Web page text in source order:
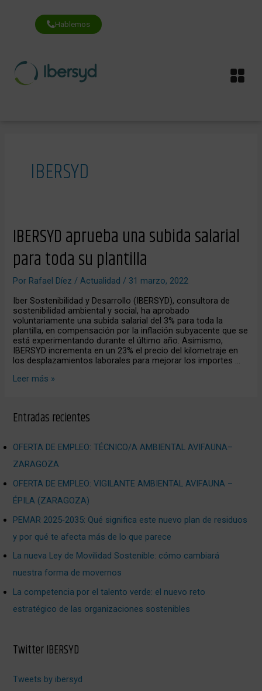
contenido
Hablemos
IBERSYD
IBERSYD aprueba una subida salarial
para toda su plantilla
Por Rafael Díez/Actualidad / 31 marzo, 2022
Iber Sostenibilidad y Desarrollo (IBERSYD), consultora de
sostenibilidad ambiental y social, ha aprobado
voluntariamente una subida salarial del 3% para toda la
plantilla, en compensación por la inflación subyacente que se
está experimentando durante el último año. Asimismo,
IBERSYD incrementa en un 23% el precio del kilometraje en
los desplazamientos laborales para mejorar los importes …
IBERSYD
aprueba
subida
salarial
para
su
plantilla
Leer más »
Entradas recientes
OFERTA DE EMPLEO: TÉCNICO/A AMBIENTAL AVIFAUNA–
ZARAGOZA
OFERTA DE EMPLEO: VIGILANTE AMBIENTAL AVIFAUNA –
ÉPILA (ZARAGOZA)
PEMAR 2025‑2035: Qué significa este nuevo plan de residuos
y por qué te afecta más de lo que parece
La nueva Ley de Movilidad Sostenible: cómo cambiará
nuestra forma de movernos
La competencia por el talento verde: el nuevo reto
estratégico de las organizaciones sostenibles
Twitter IBERSYD
Tweets by ibersyd